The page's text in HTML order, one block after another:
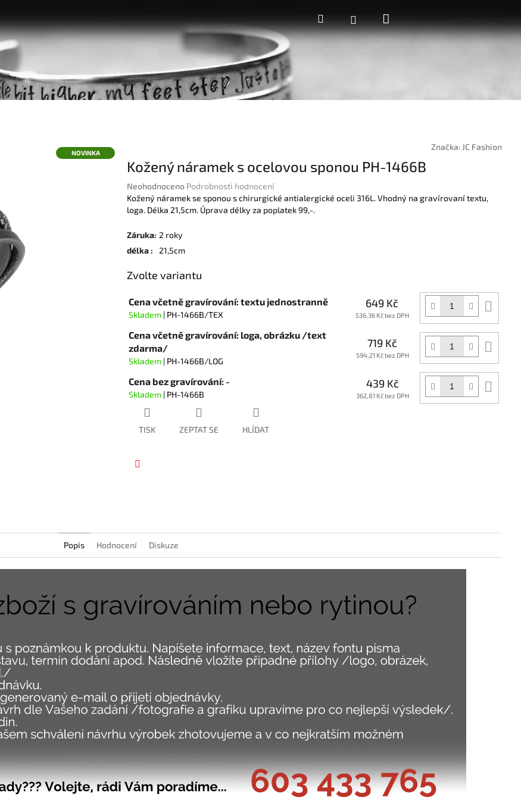
HledatPřihlášeníNákupní
košík
NOVINKA
Značka: JC Fashion
Kožený náramek s ocelovou sponou PH-1466B
Průměrné
hodnocení
produktu
0,0
5
Neohodnoceno Podrobnosti hodnocení
Kožený náramek se sponou s chirurgické antialergické oceli 316L. Vhodný na gravírovaní textu,
loga. Délka 21,5cm. Úprava délky za poplatek 99,-.
Záruka: 2 roky
délka: 21,5cm
Zvolte variantu
Cena včetně gravírování: textu jednostranně
Skladem | PH-1466B/TEX
649 Kč
536,36 Kč bez DPH
Cena včetně gravírování: loga, obrázku /text
zdarma/
Skladem | PH-1466B/LOG
719 Kč
594,21 Kč bez DPH
Cena bez gravírování: -
Skladem | PH-1466B
439 Kč
362,81 Kč bez DPH
TISK ZEPTAT SE HLÍDAT
Popis Hodnocení Diskuze